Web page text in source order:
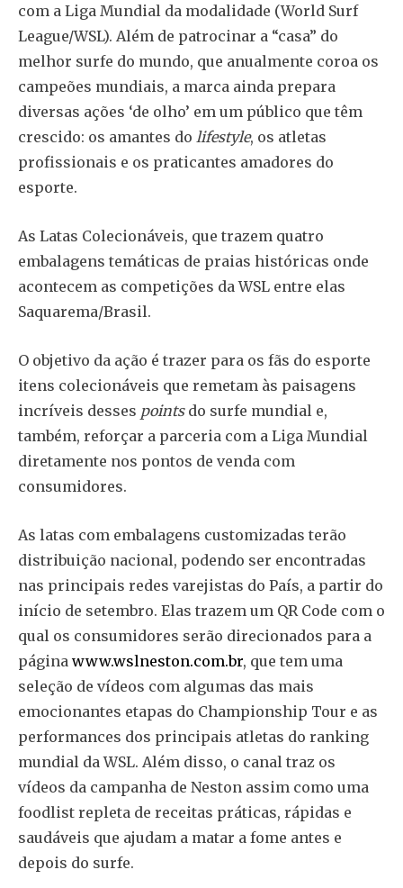
com a Liga Mundial da modalidade (World Surf
League/WSL). Além de patrocinar a “casa” do
melhor surfe do mundo, que anualmente coroa os
campeões mundiais, a marca ainda prepara
diversas ações ‘de olho’ em um público que têm
crescido: os amantes do lifestyle, os atletas
profissionais e os praticantes amadores do
esporte.
As Latas Colecionáveis, que trazem quatro
embalagens temáticas de praias históricas onde
acontecem as competições da WSL entre elas
Saquarema/Brasil.
O objetivo da ação é trazer para os fãs do esporte
itens colecionáveis que remetam às paisagens
incríveis desses pointsdo surfe mundial e,
também, reforçar a parceria com a Liga Mundial
diretamente nos pontos de venda com
consumidores.
As latas com embalagens customizadas terão
distribuição nacional, podendo ser encontradas
nas principais redes varejistas do País, a partir do
início de setembro. Elas trazem um QR Code com o
qual os consumidores serão direcionados para a
página www.wslneston.com.br, que tem uma
seleção de vídeos com algumas das mais
emocionantes etapas do Championship Tour e as
performances dos principais atletas do ranking
mundial da WSL. Além disso, o canal traz os
vídeos da campanha de Neston assim como uma
foodlist repleta de receitas práticas, rápidas e
saudáveis que ajudam a matar a fome antes e
depois do surfe.